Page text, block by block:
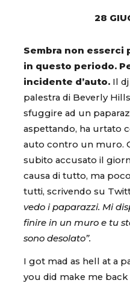
28
Sembra non esserci
in questo periodo.
incidente d’auto. Il
palestra di Beverly
sfuggire ad un
aspettando, ha urtato
auto contro un muro.
subito accusato il
causa di tutto, ma
tutti, scrivendo su
vedo i paparazzi. Mi
finire in un muro e tu
sono desolato”.
I got mad as hell at a
you did make me